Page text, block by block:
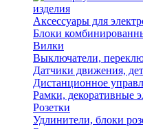
изделия
Аксессуары для
Блоки
Вилки
Выключатели,
Датчики движения,
Дистанционное
Рамки, декоративные
Розетки
Удлинители, блоки